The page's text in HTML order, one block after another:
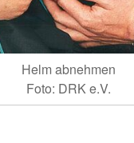
Helm abnehmen
Foto: DRK e.V.